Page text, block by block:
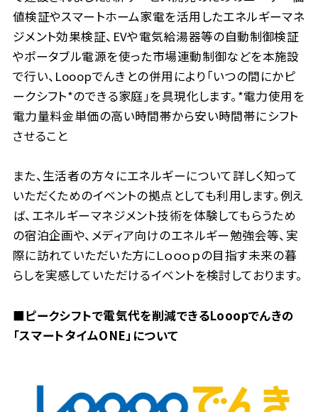
値検証やスマートホーム家電を活用したエネルギーマネ
ジメント効果検証、EVや電気給湯器等の自動制御検証
やポータブル電源を使った市場連動制御などを本施設
で行い、Looopでんきとの併用により「いつの間にかピ
ークシフト*のできる家庭」を具現化します。*電力使用を
電力量料金単価の高い時間帯から安い時間帯にシフト
させること
また、生活者の方々にエネルギーについて詳しく知って
いただくためのイベントの拠点としても利用します。例え
ば、エネルギーマネジメント技術を体験してもらうため
の宿泊企画や、メディア向けのエネルギー勉強会等、実
際に訪れていただいた方にＬｏｏｏｐの目指す未来の暮
らしを実感していただけるイベントを検討しております。
■ピークシフトで電気代を削減できるLooopでんきの
「スマートタイムONE」について